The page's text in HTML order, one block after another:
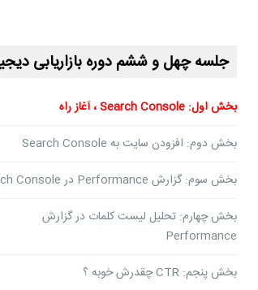
جلسه چهل و ششم دوره بازاریابی
بخش اول: Search Console ، آغاز راه
بخش دوم: افزودن سایت به Search Console
بخش سوم: گزارش Performance در Search Console
بخش چهارم: تحلیل لیست کلمات در گزارش
Performance
بخش پنجم: CTR چقدرش خوبه ؟